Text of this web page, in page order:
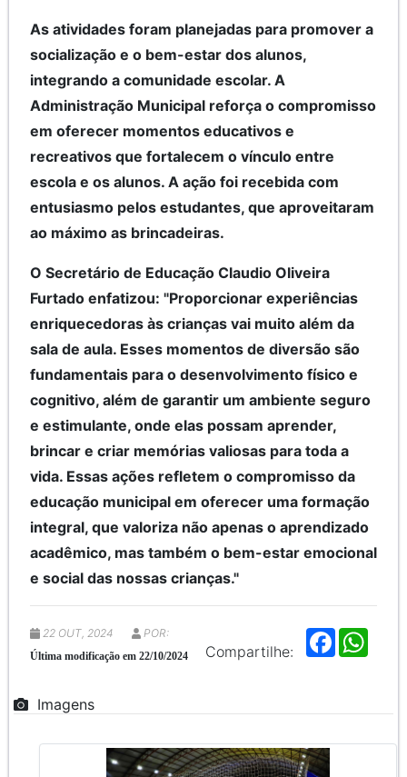
As atividades foram planejadas para promover a
socialização e o bem-estar dos alunos,
integrando a comunidade escolar. A
Administração Municipal reforça o compromisso
em oferecer momentos educativos e
recreativos que fortalecem o vínculo entre
escola e os alunos. A ação foi recebida com
entusiasmo pelos estudantes, que aproveitaram
ao máximo as brincadeiras.
O Secretário de Educação Claudio Oliveira
Furtado enfatizou: "Proporcionar experiências
enriquecedoras às crianças vai muito além da
sala de aula. Esses momentos de diversão são
fundamentais para o desenvolvimento físico e
cognitivo, além de garantir um ambiente seguro
e estimulante, onde elas possam aprender,
brincar e criar memórias valiosas para toda a
vida. Essas ações refletem o compromisso da
educação municipal em oferecer uma formação
integral, que valoriza não apenas o aprendizado
acadêmico, mas também o bem-estar emocional
e social das nossas crianças."
Compartilhe:
F
a
22 OUT, 2024 POR:
Última modificação em 22/10/2024
Imagens